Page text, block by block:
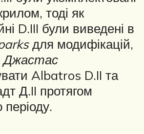
тоді як
D.III були виведені в
для модифікацій,
Джастас
Albatros D.II та
Д.II протягом